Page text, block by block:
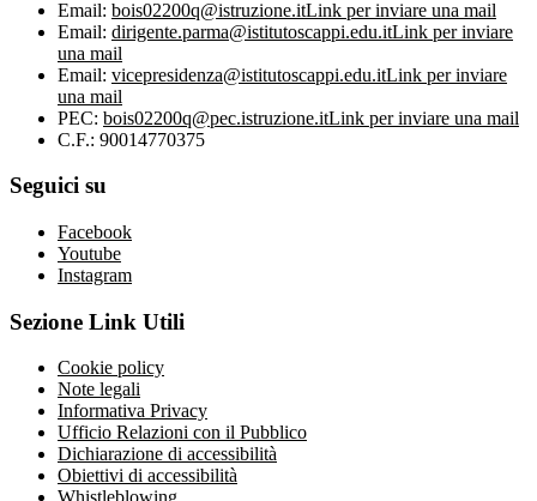
Email: bois02200q@istruzione.itLink per inviare una mail
Email: dirigente.parma@istitutoscappi.edu.itLink per inviare
una mail
Email: vicepresidenza@istitutoscappi.edu.itLink per inviare
una mail
PEC: bois02200q@pec.istruzione.itLink per inviare una mail
C.F.: 90014770375
Seguici su
Facebook
Youtube
Instagram
Sezione Link Utili
Cookie policy
Note legali
Informativa Privacy
Ufficio Relazioni con il Pubblico
Dichiarazione di accessibilità
Obiettivi di accessibilità